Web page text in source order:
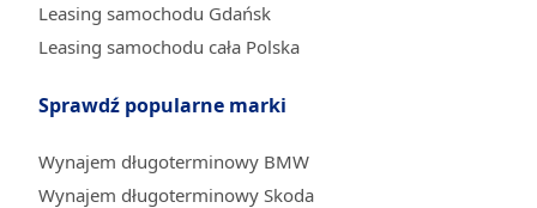
Leasing samochodu Gdańsk
Leasing samochodu cała Polska
Sprawdź popularne marki
Wynajem długoterminowy BMW
Wynajem długoterminowy Skoda